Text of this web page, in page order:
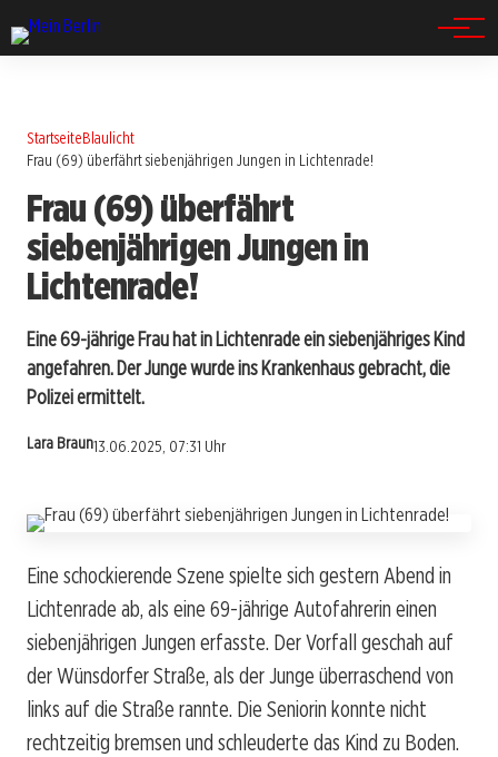
StartseiteBlaulicht
Frau (69) überfährt siebenjährigen Jungen in Lichtenrade!
Frau (69) überfährt
siebenjährigen Jungen in
Lichtenrade!
Eine 69-jährige Frau hat in Lichtenrade ein siebenjähriges Kind
angefahren. Der Junge wurde ins Krankenhaus gebracht, die
Polizei ermittelt.
Lara Braun13.06.2025, 07:31 Uhr
Eine schockierende Szene spielte sich gestern Abend in
Lichtenrade ab, als eine 69-jährige Autofahrerin einen
siebenjährigen Jungen erfasste. Der Vorfall geschah auf
der Wünsdorfer Straße, als der Junge überraschend von
links auf die Straße rannte. Die Seniorin konnte nicht
rechtzeitig bremsen und schleuderte das Kind zu Boden.